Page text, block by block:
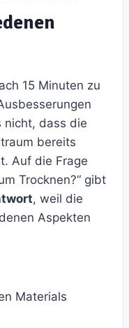
15 Minuten zu
nicht, dass die
bereits
Auf die Frage
Trocknen?“ gibt
, weil die
Aspekten
Materials